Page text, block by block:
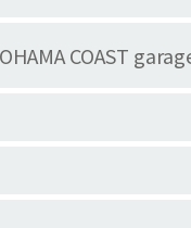
COAST